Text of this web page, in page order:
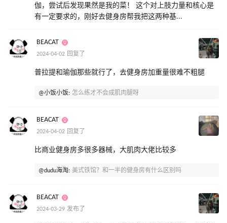
伽，尝试后发现果然是我的菜！ 这个对上肢力量和核心是
有一定要求的，刚好去健身房帮我把这两种基...
BEACAT
2024-04-02 回复了
普拉提和瑜伽那些就行了，去健身房加重量很难不粗腿
@小饭小饭: 怎么练才不会成肌肉腿呀
BEACAT
2024-04-02 回复了
比商业健身房多很多器械，大肌肉大佬比较多
@dudu海淘: 美式铁馆？和一半的健身房有什么区别吗
BEACAT
2024-03-29 发布了